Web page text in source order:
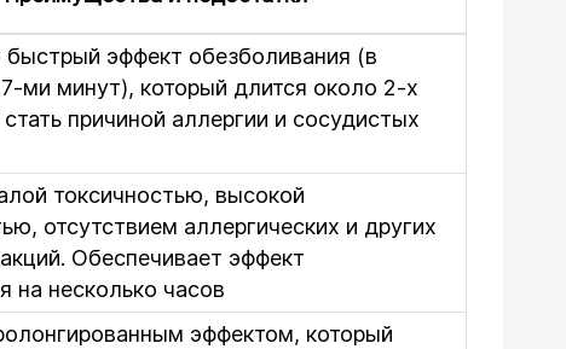
быстрый эффект обезболивания (в
ми минут), который длится около 2-х
причиной аллергии и сосудистых
токсичностью, высокой
отсутствием аллергических и других
Обеспечивает эффект
на несколько часов
эффектом, который